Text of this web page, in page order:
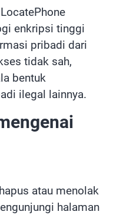
enkripsi tinggi
pribadi dari
tidak sah,
bentuk
ilegal lainnya.
atau menolak
halaman